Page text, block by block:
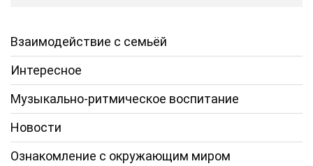
Взаимодействие с семьёй
Интересное
Музыкально-ритмическое воспитание
Новости
Ознакомление с окружающим миром